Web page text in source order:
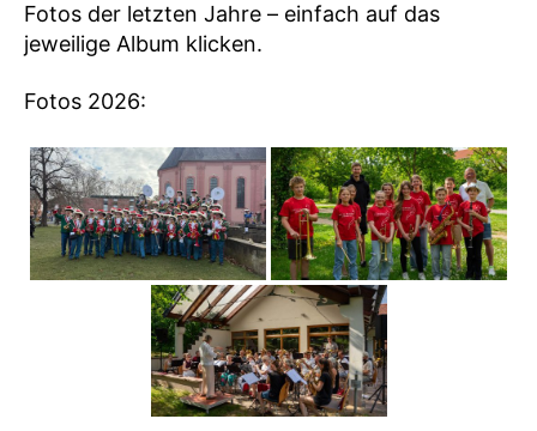
Fotos der letzten Jahre – einfach auf das
jeweilige Album klicken.
Fotos 2026: